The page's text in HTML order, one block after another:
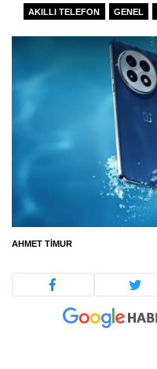
AKILLI TELEFON GENEL
AHMET TIMUR